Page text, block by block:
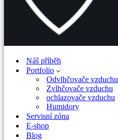
Náš příběh
Portfolio
Odvlhčovače vzduchu
Zvlhčovače vzduchu
ochlazovače vzduchu
Humidory
Servisní zóna
E-shop
Blog